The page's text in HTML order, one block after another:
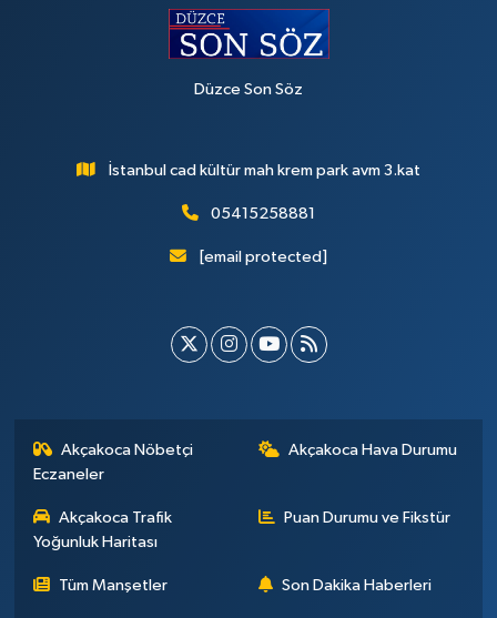
Düzce Son Söz
İstanbul cad kültür mah krem park avm 3.kat
05415258881
[email protected]
Akçakoca Nöbetçi
Eczaneler
Akçakoca Hava Durumu
Akçakoca Trafik
Yoğunluk Haritası
Puan Durumu ve Fikstür
Tüm Manşetler Son Dakika Haberleri